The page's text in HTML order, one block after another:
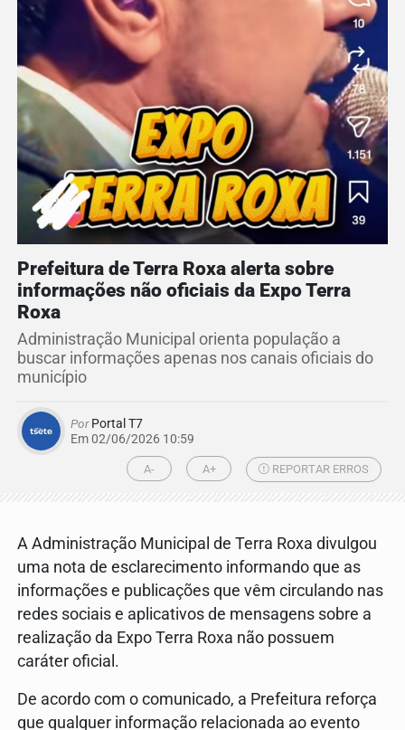
Prefeitura de Terra Roxa alerta sobre
informações não oficiais da Expo Terra
Roxa
Administração Municipal orienta população a
buscar informações apenas nos canais oficiais do
município
PorPortal T7
Em 02/06/2026 10:59
A- A+ REPORTAR ERROS
A Administração Municipal de Terra Roxa divulgou
uma nota de esclarecimento informando que as
informações e publicações que vêm circulando nas
redes sociais e aplicativos de mensagens sobre a
realização da Expo Terra Roxa não possuem
caráter oficial.
De acordo com o comunicado, a Prefeitura reforça
que qualquer informação relacionada ao evento